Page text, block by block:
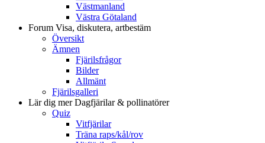
Västmanland
Västra Götaland
Forum Visa, diskutera, artbestäm
Översikt
Ämnen
Fjärilsfrågor
Bilder
Allmänt
Fjärilsgalleri
Lär dig merDagfjärilar & pollinatörer
Quiz
Vitfjärilar
Träna raps/kål/rov